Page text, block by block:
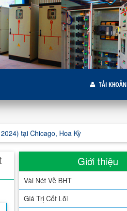
TẢI KHOẢN
tại Chicago, Hoa Kỳ
Giới thiệu
Vài Nét Về BHT
Giá Trị Cốt Lõi